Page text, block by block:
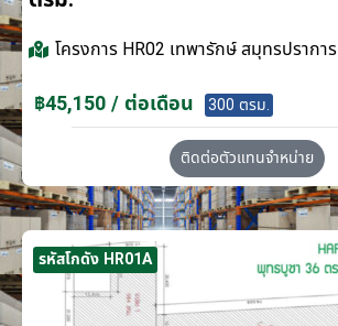
โครงการ HR02 เทพารักษ์ สมุทรปราการ
฿45,150 / ต่อเดือน 300 ตรม.
ติดต่อตัวแทนจำหน่าย
รหัสโกดัง HR01A